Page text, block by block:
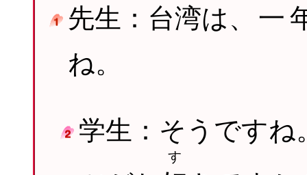
先生：台湾は、 一
ね。
学生：そうです
す